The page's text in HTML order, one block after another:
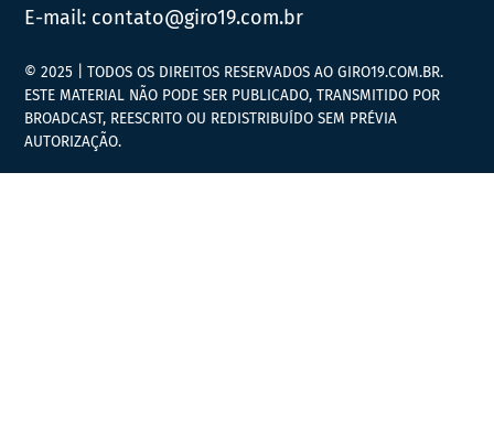
E-mail: contato@giro19.com.br
© 2025 | TODOS OS DIREITOS RESERVADOS AO GIRO19.COM.BR.
ESTE MATERIAL NÃO PODE SER PUBLICADO, TRANSMITIDO POR
BROADCAST, REESCRITO OU REDISTRIBUÍDO SEM PRÉVIA
AUTORIZAÇÃO.